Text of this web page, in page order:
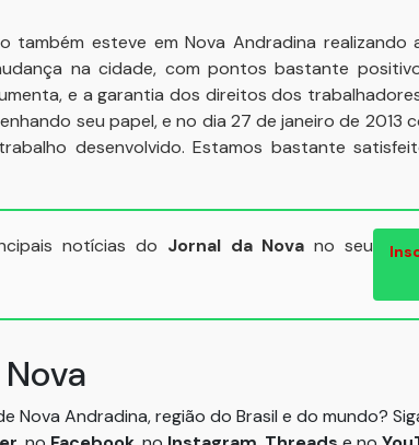
também esteve em Nova Andradina realizando
na cidade, com pontos bastante
e a garantia dos direitos dos
seu papel, e no dia 27 de janeiro de 2013
desenvolvido. Estamos bastante
notícias do Jornal da Nova no seu
Andradina, região do Brasil e do mundo?